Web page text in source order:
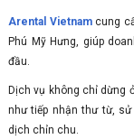
Arental Vietnamcung
Phú Mỹ Hưng, giúp
đầu.
Dịch vụ không chỉ dừng
như tiếp nhận thư từ,
dịch chỉn chu.